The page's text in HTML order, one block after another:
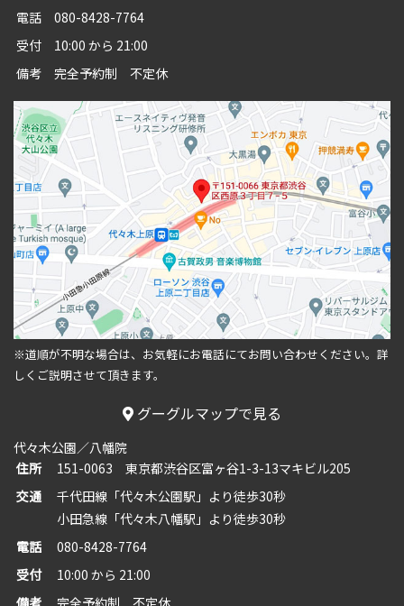
電話
080-8428-7764
受付
10:00 から 21:00
備考
完全予約制 不定休
※道順が不明な場合は、お気軽にお電話にてお問い合わせください。 詳
しくご説明させて頂きます。
グーグルマップで見る
代々木公園／八幡院
住所
151-0063 東京都渋谷区富ヶ谷1-3-13マキビル205
交通
千代田線「代々木公園駅」より徒歩30秒
小田急線「代々木八幡駅」より徒歩30秒
電話
080-8428-7764
受付
10:00 から 21:00